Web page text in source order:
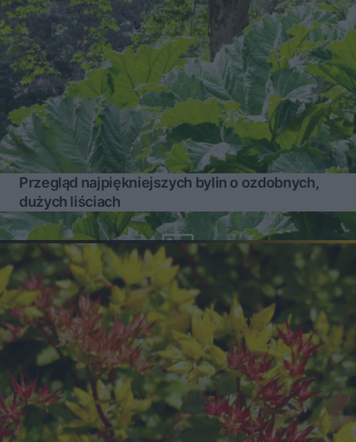
Przegląd najpiękniejszych bylin o ozdobnych,
dużych liściach